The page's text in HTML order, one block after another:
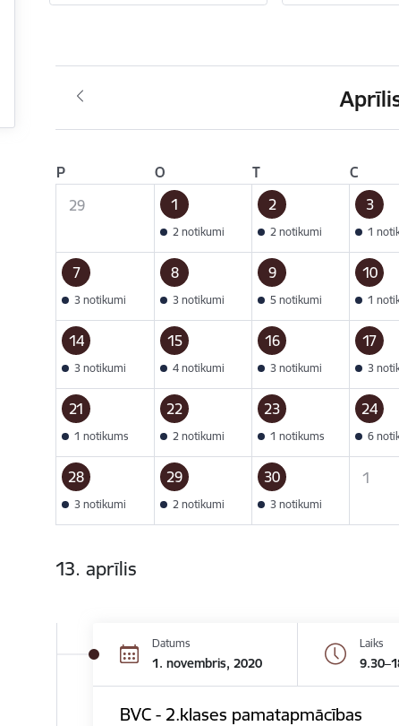
P O T C
29
1
2 notikumi
2
2 notikumi
3
1
7
3 notikumi
8
3 notikumi
9
5 notikumi
10
1
14
3 notikumi
15
4 notikumi
16
3 notikumi
17
3
21
1 notikums
22
2 notikumi
23
1 notikums
24
6
28
3 notikumi
29
2 notikumi
30
3 notikumi
1
13. aprīlis
Datums
1. novembris, 2020
Laiks
BVC - 2.klases pamatapmācības